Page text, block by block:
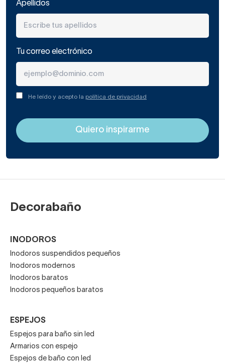
Apellidos
Tu correo electrónico
He leído y acepto la política de privacidad
Decorabaño
INODOROS
Inodoros suspendidos pequeños
Inodoros modernos
Inodoros baratos
Inodoros pequeños baratos
ESPEJOS
Espejos para baño sin led
Armarios con espejo
Espejos de baño con led